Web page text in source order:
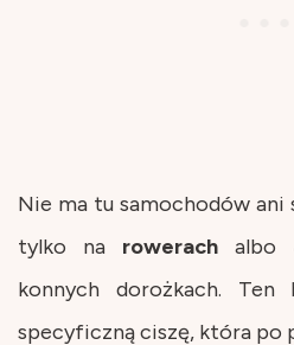
Nie ma tu samochodów ani
tylko na rowerach albo
konnych dorożkach.
specyficzną ciszę, która po